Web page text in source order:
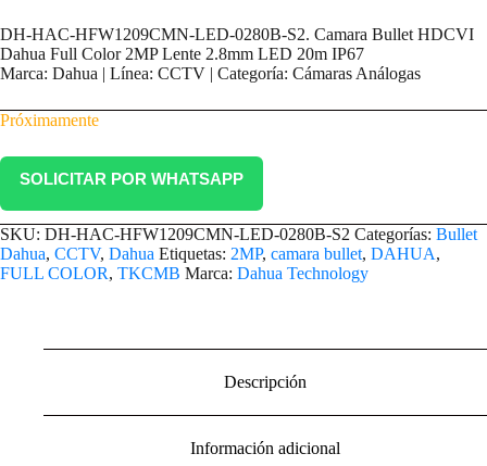
DH-HAC-HFW1209CMN-LED-0280B-S2. Camara Bullet HDCVI
Dahua Full Color 2MP Lente 2.8mm LED 20m IP67
Marca: Dahua | Línea: CCTV | Categoría: Cámaras Análogas
Próximamente
SOLICITAR POR WHATSAPP
SKU: DH-HAC-HFW1209CMN-LED-0280B-S2 Categorías: Bullet
Dahua, CCTV, Dahua Etiquetas: 2MP, camara bullet, DAHUA,
FULL COLOR, TKCMB Marca: Dahua Technology
Descripción
Información adicional